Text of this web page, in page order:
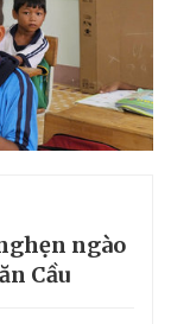
ngào
Cầu